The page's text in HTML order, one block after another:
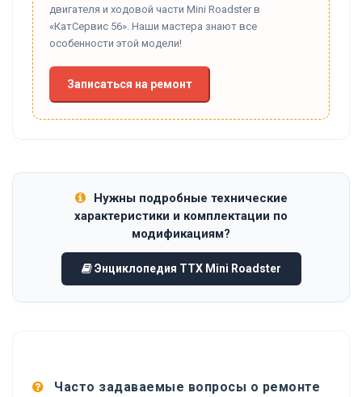
двигателя и ходовой части Mini Roadster в
«КатСервис 56». Наши мастера знают все
особенности этой модели!
Записаться на ремонт
Нужны подробные технические
характеристики и комплектации по
модификациям?
Энциклопедия ТТХ Mini Roadster
Часто задаваемые вопросы о ремонте